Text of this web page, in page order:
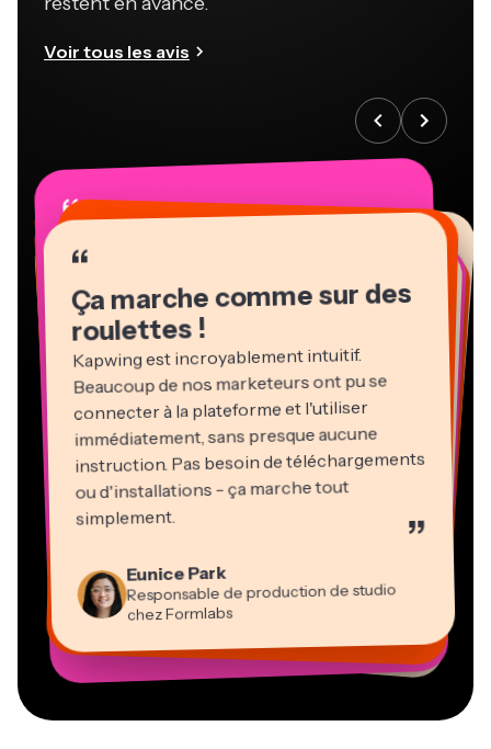
Voir tous les avis
“
Ça marche comme sur des
roulettes !
Kapwing est incroyablement intuitif.
Beaucoup de nos marketeurs ont pu se
connecter à la plateforme et l'utiliser
immédiatement, sans presque aucune
instruction. Pas besoin de téléchargements
ou d'installations - ça marche tout
simplement. ”
Eunice Park
Responsable de production de studio
chez Formlabs
“
Vannesia Darby
PDG chez MOXIE Nashville
“
Grant Taleck
Co-Fondateur chez
AuthentIQMarketing.com
Associé gérant chez EPATHLON
“
Kerry-lee Farla
Youtubeur
Gracie Peng
Directeur de contenu
“
Martin James
Éditeur vidéo
Éducation
“
Consultant
“
Mitch Rawlings
Prestataire de services indépendant en information
“
Dina Segovia
Travailleur freelance virtuel